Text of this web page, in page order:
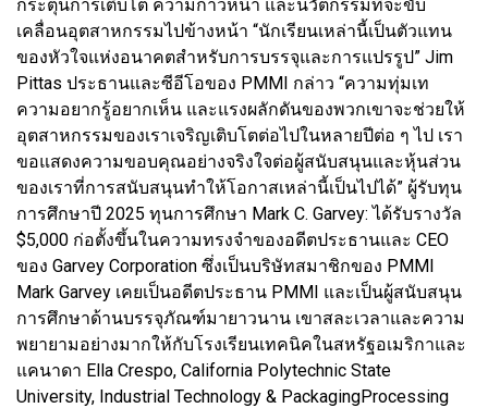
กระตุ้นการเติบโต ความก้าวหน้า และนวัตกรรมที่จะขับ
เคลื่อนอุตสาหกรรมไปข้างหน้า “นักเรียนเหล่านี้เป็นตัวแทน
ของหัวใจแห่งอนาคตสำหรับการบรรจุและการแปรรูป” Jim
Pittas ประธานและซีอีโอของ PMMI กล่าว “ความทุ่มเท
ความอยากรู้อยากเห็น และแรงผลักดันของพวกเขาจะช่วยให้
อุตสาหกรรมของเราเจริญเติบโตต่อไปในหลายปีต่อ ๆ ไป เรา
ขอแสดงความขอบคุณอย่างจริงใจต่อผู้สนับสนุนและหุ้นส่วน
ของเราที่การสนับสนุนทำให้โอกาสเหล่านี้เป็นไปได้” ผู้รับทุน
การศึกษาปี 2025 ทุนการศึกษา Mark C. Garvey: ได้รับรางวัล
$5,000 ก่อตั้งขึ้นในความทรงจำของอดีตประธานและ CEO
ของ Garvey Corporation ซึ่งเป็นบริษัทสมาชิกของ PMMI
Mark Garvey เคยเป็นอดีตประธาน PMMI และเป็นผู้สนับสนุน
การศึกษาด้านบรรจุภัณฑ์มายาวนาน เขาสละเวลาและความ
พยายามอย่างมากให้กับโรงเรียนเทคนิคในสหรัฐอเมริกาและ
แคนาดา Ella Crespo, California Polytechnic State
University, Industrial Technology & PackagingProcessing